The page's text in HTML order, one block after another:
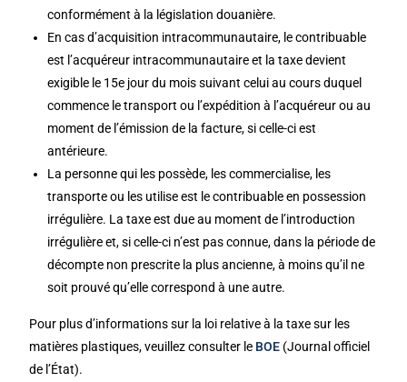
conformément à la législation douanière.
En cas d’acquisition intracommunautaire, le contribuable
est l’acquéreur intracommunautaire et la taxe devient
exigible le 15e jour du mois suivant celui au cours duquel
commence le transport ou l’expédition à l’acquéreur ou au
moment de l’émission de la facture, si celle-ci est
antérieure.
La personne qui les possède, les commercialise, les
transporte ou les utilise est le contribuable en possession
irrégulière. La taxe est due au moment de l’introduction
irrégulière et, si celle-ci n’est pas connue, dans la période de
décompte non prescrite la plus ancienne, à moins qu’il ne
soit prouvé qu’elle correspond à une autre.
Pour plus d’informations sur la loi relative à la taxe sur les
matières plastiques, veuillez consulter le BOE (Journal officiel
de l’État).